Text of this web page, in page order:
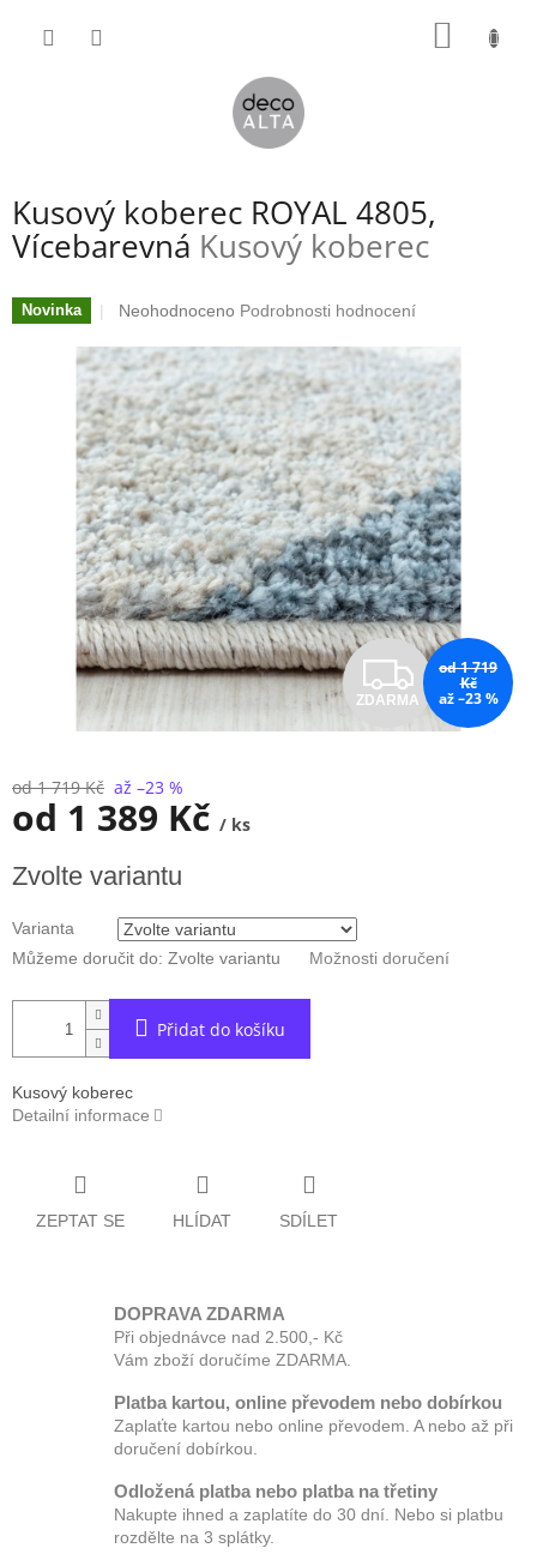
Kusový koberec ROYAL 4805,
Vícebarevná Kusový koberec
Novinka
Průměrné
produktu
je
0,0
z
5
hvězdiček.
Neohodnoceno Podrobnosti hodnocení
Z
D
ZDARMA
od 1 719
Kč
až –23 %
od 1 719 Kč až –23 %
od 1 389 Kč / ks
cena:
Zvolte variantu
Varianta
Můžeme doručit do: Zvolte variantu Možnosti doručení
Přidat do košíku
Kusový koberec
Detailní informace
ZEPTAT SE HLÍDAT SDÍLET
DOPRAVA ZDARMA
Při objednávce nad 2.500,- Kč
Vám zboží doručíme ZDARMA.
Platba kartou, online převodem nebo dobírkou
Zaplaťte kartou nebo online převodem. A nebo až při
doručení dobírkou.
Odložená platba nebo platba na třetiny
Nakupte ihned a zaplatíte do 30 dní. Nebo si platbu
rozdělte na 3 splátky.